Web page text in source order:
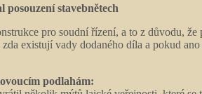
stavebnětech
pro soudní řízení, a to z důvodu,
existují vady dodaného díla a pokud
podlahám: